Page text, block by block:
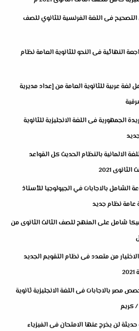
التصحيح فى اللغة الفرنسية للثانوي للصف
للمراجعة النهائية فى النحو للثانوية العامة نظام
لغة عربية للثانوية العامة من إعداد مديرية
الجمهورية فى اللغة الانجليزية للثانوية
الالمانية بالنظام الحديث كل القواعد
2021
الشامل بالاجابات في الجيولوجيا للأستاذ
عامة نظام جديد
شامل على المنهج للصف الثالث الثانوى من
من متعدد فى نظام التقويم الجديد
مصر بالاجابات فى اللغة الانجليزية ثانوية
كريم
لن يخرج عنها الامتحان فى الفيزياء